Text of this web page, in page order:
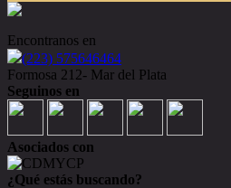
Encontranos en
(223) 575646464
Formosa 212- Mar del Plata
Seguinos en
Asociados con
¿Qué estás buscando?